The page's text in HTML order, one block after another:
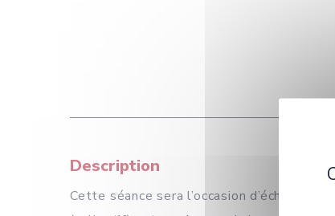
Description
Cette séance sera l’occasion